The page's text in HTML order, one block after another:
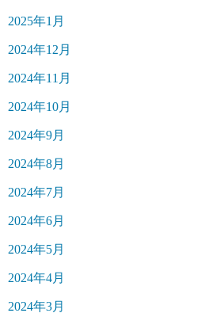
2025年1月
2024年12月
2024年11月
2024年10月
2024年9月
2024年8月
2024年7月
2024年6月
2024年5月
2024年4月
2024年3月